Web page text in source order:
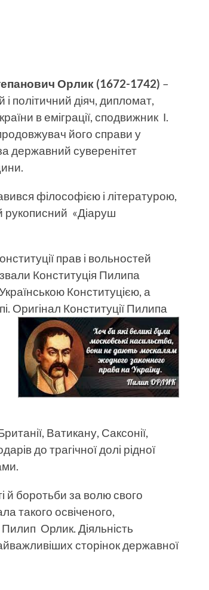
Орлик (1672-1742) –
і політичний діяч, дипломат,
в еміграції, сподвижник І.
його справи у
державний суверенітет
філософією і літературою,
рукописний «Діаруш
прав і вольностей
Конституція Пилипа
Конституцією, а
Оригінал Конституції Пилипа
Ватикану, Саксонії,
до трагічної долі рідної
боротьби за волю свого
такого освіченого,
Пилип Орлик. Діяльність
сторінок державної